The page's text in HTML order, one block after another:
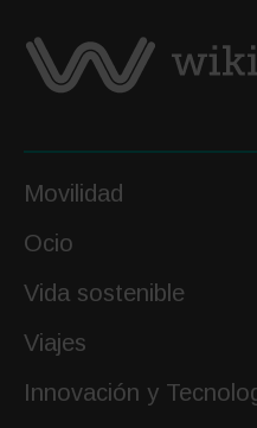
Movilidad
Ocio
Vida sostenible
Viajes
Innovación y